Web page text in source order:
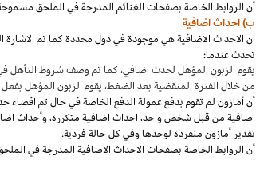
أن الروابط الخاصة بصفحات الغنائم المدرجة في الملحق
ب) احداث اضافية
ان الاحداث الاضافية هي موجودة في دول محددة كما تم الاشارة
تحدث عندما:
يقوم الزبون المؤهل لحدث اضافي،كما تم وصف شروط التأهل
من خلال الفترة المنقضية بعد الضغط، يقوم الزبون المؤهل
أن أمازون لم تقوم بدفع عمولة الدفع الخاصة في حال تم
اضافية من قبل شخصواحد، احداث اضافية متكررة،وأحداث
تقدير أمازون منفردة لوحدها وفي كل حالة فردية.
أن الروابط الخاصة بصفحات الاحداث الاضافية المدرجة في